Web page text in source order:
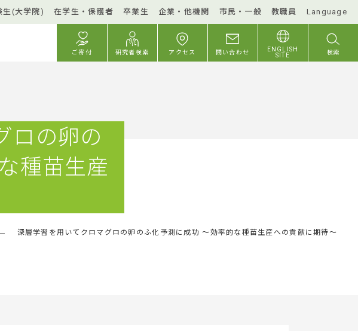
生(大学院) 在学生・保護者 卒業生 企業・他機関 市民・一般 教職員 Language
ご寄付 研究者検索 アクセス 問い合わせ
ENGLISH
SITE
検索
ロの卵の
種苗生産
深層学習を用いてクロマグロの卵のふ化予測に成功 ～効率的な種苗生産への貢献に期待～